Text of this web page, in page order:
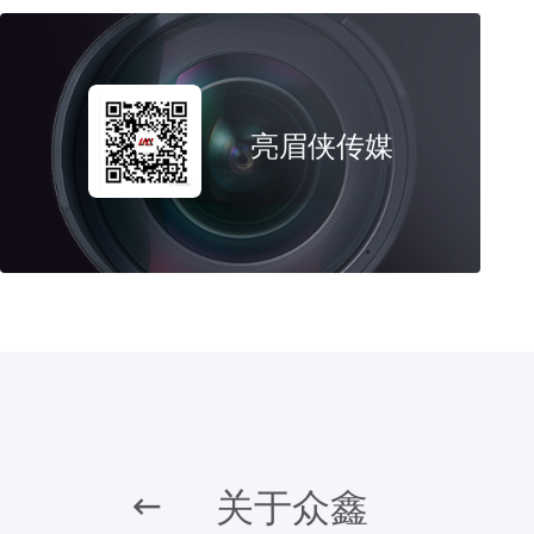
亮眉侠传媒
关于众鑫